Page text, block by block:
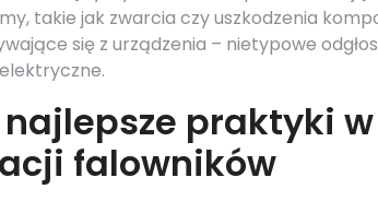
takie jak zwarcia czy uszkodzenia
się z urządzenia – nietypowe
praktyki
falowników